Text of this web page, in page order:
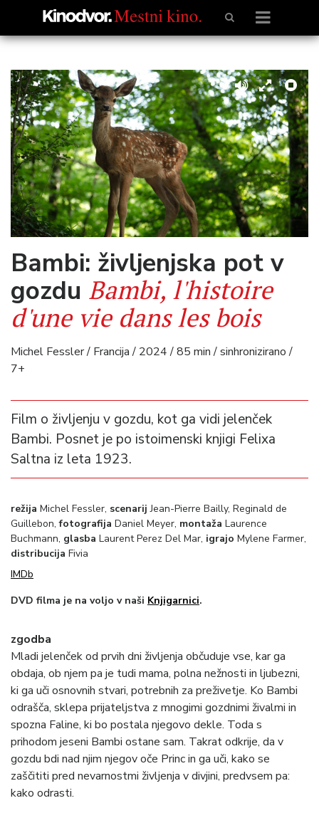
Bambi: življenjska pot v
gozdu Bambi, l'histoire
d'une vie dans les bois
Michel Fessler / Francija / 2024 / 85 min / sinhronizirano /
7+
Film o življenju v gozdu, kot ga vidi jelenček
Bambi. Posnet je po istoimenski knjigi Felixa
Saltna iz leta 1923.
režija Michel Fessler, scenarij Jean-Pierre Bailly, Reginald de
Guillebon,fotografija Daniel Meyer, montaža Laurence
Buchmann, glasba Laurent Perez Del Mar, igrajo Mylene Farmer,
distribucija Fivia
IMDb
DVD filma je na voljo v naši Knjigarnici.
zgodba
Mladi jelenček od prvih dni življenja občuduje vse, kar ga
obdaja, ob njem pa je tudi mama, polna nežnosti in ljubezni,
ki ga uči osnovnih stvari, potrebnih za preživetje. Ko Bambi
odrašča, sklepa prijateljstva z mnogimi gozdnimi živalmi in
spozna Faline, ki bo postala njegovo dekle. Toda s
prihodom jeseni Bambi ostane sam. Takrat odkrije, da v
gozdu bdi nad njim njegov oče Princ in ga uči, kako se
zaščititi pred nevarnostmi življenja v divjini, predvsem pa:
kako odrasti.